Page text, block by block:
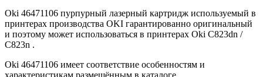
Oki 46471106 пурпурный лазерный картридж используемый в
принтерах производства OKI гарантированно оригинальный
и поэтому может использоваться в принтерах Oki C823dn /
C823n .
Oki 46471106 имеет соответствие особенностям и